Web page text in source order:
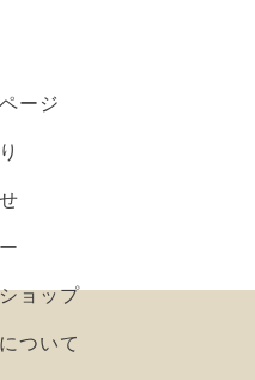
ージ
ョップ
ついて